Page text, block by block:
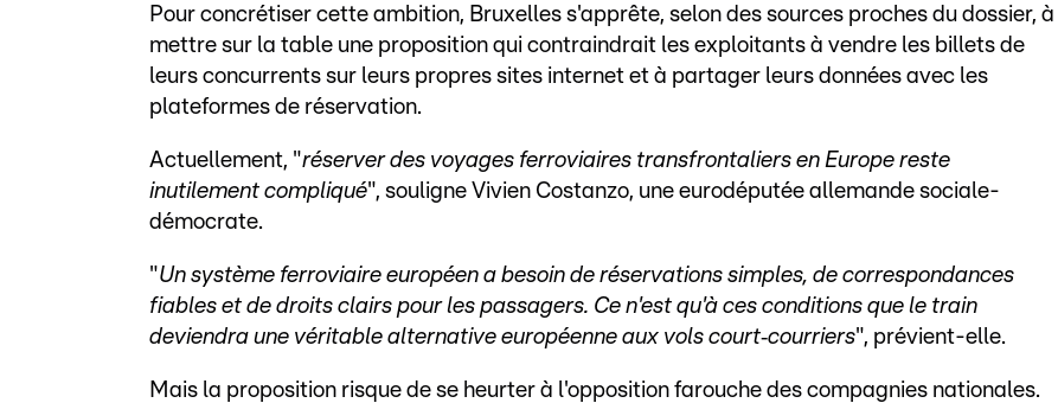
Pour concrétiser cette ambition, Bruxelles s'apprête, selon des sources proches du dossier, à
mettre sur la table une proposition qui contraindrait les exploitants à vendre les billets de
leurs concurrents sur leurs propres sites internet et à partager leurs données avec les
plateformes de réservation.
Actuellement, "réserver des voyages ferroviaires transfrontaliers en Europe reste
inutilement compliqué", souligne Vivien Costanzo, une eurodéputée allemande sociale-
démocrate.
"Un système ferroviaire européen a besoin de réservations simples, de correspondances
fiables et de droits clairs pour les passagers. Ce n'est qu'à ces conditions que le train
deviendra une véritable alternative européenne aux vols court‑courriers", prévient-elle.
Mais la proposition risque de se heurter à l'opposition farouche des compagnies nationales.